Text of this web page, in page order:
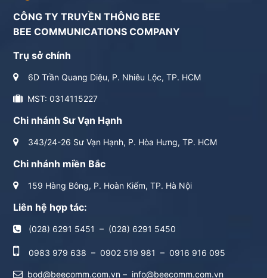
CÔNG TY TRUYỀN THÔNG BEE
BEE COMMUNICATIONS COMPANY
Trụ sở chính
6D Trần Quang Diệu, P. Nhiêu Lộc, TP. HCM
MST: 0314115227
Chi nhánh Sư Vạn Hạnh
343/24-26 Sư Vạn Hạnh, P. Hòa Hưng, TP. HCM
Chi nhánh miền Bắc
159 Hàng Bông, P. Hoàn Kiếm, TP. Hà Nội
Liên hệ hợp tác:
(028) 6291 5451 – (028) 6291 5450
0983 979 638 – 0902 519 981 – 0916 916 095
bod@beecomm.com.vn – info@beecomm.com.vn